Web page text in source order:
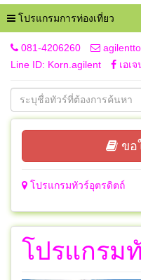
โปรแกรมการท่องเที่ยว
081-4206260
Line ID: Korn.agilent
เอเ
ขอ
โปรแกรมทัวร์อุตรดิตถ์
โปรแกรม